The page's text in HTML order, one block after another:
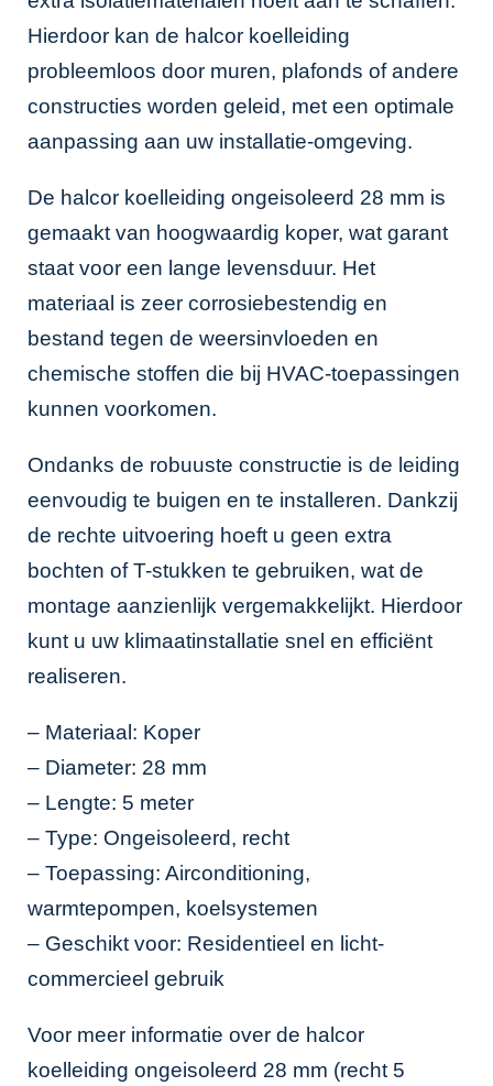
Hierdoor kan de halcor koelleiding
probleemloos door muren, plafonds of andere
constructies worden geleid, met een optimale
aanpassing aan uw installatie-omgeving.
De halcor koelleiding ongeisoleerd 28 mm is
gemaakt van hoogwaardig koper, wat garant
staat voor een lange levensduur. Het
materiaal is zeer corrosiebestendig en
bestand tegen de weersinvloeden en
chemische stoffen die bij HVAC-toepassingen
kunnen voorkomen.
Ondanks de robuuste constructie is de leiding
eenvoudig te buigen en te installeren. Dankzij
de rechte uitvoering hoeft u geen extra
bochten of T-stukken te gebruiken, wat de
montage aanzienlijk vergemakkelijkt. Hierdoor
kunt u uw klimaatinstallatie snel en efficiënt
realiseren.
– Materiaal: Koper
– Diameter: 28 mm
– Lengte: 5 meter
– Type: Ongeisoleerd, recht
– Toepassing: Airconditioning,
warmtepompen, koelsystemen
– Geschikt voor: Residentieel en licht-
commercieel gebruik
Voor meer informatie over de halcor
koelleiding ongeisoleerd 28 mm (recht 5